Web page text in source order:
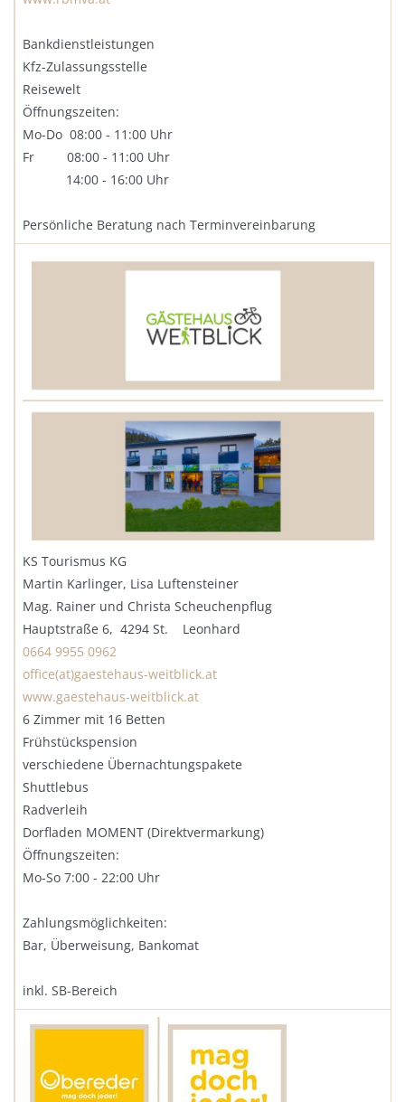
Bankdienstleistungen
Kfz-Zulassungsstelle
Reisewelt
Öffnungszeiten:
Mo-Do 08:00 - 11:00 Uhr
Fr 08:00 - 11:00 Uhr
14:00 - 16:00 Uhr
Persönliche Beratung nach Terminvereinbarung
KS Tourismus KG
Martin Karlinger, Lisa Luftensteiner
Mag. Rainer und Christa Scheuchenpflug
Hauptstraße 6, 4294 St. Leonhard
0664 9955 0962
office(at)gaestehaus-weitblick.at
www.gaestehaus-weitblick.at
6 Zimmer mit 16 Betten
Frühstückspension
verschiedene Übernachtungspakete
Shuttlebus
Radverleih
Dorfladen MOMENT (Direktvermarkung)
Öffnungszeiten:
Mo-So 7:00 - 22:00 Uhr
Zahlungsmöglichkeiten:
Bar, Überweisung, Bankomat
inkl. SB-Bereich